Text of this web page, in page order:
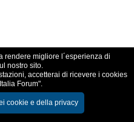
rendere migliore l´esperienza di
nostro sito.
accetterai di ricevere i cookies
Forum".
cookie e della privacy